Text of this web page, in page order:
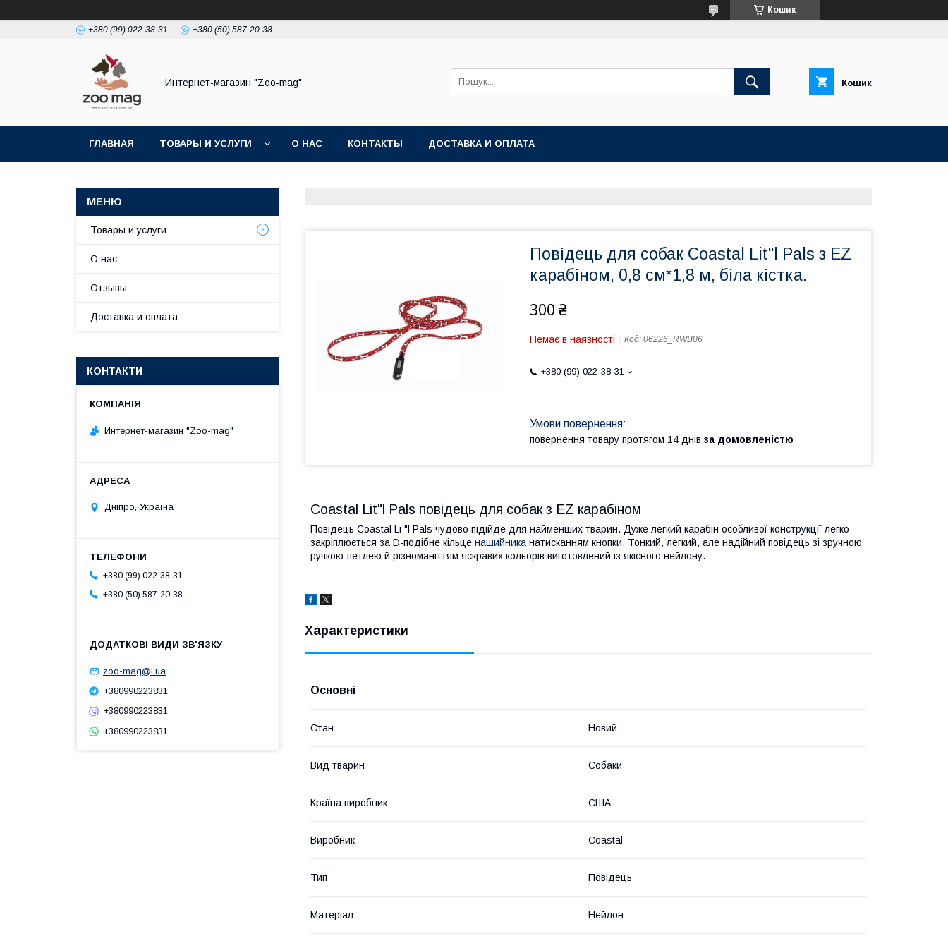
Кошик
+380 (99) 022-38-31 +380 (50) 587-20-38
Интернет-магазин "Zoo-mag" Кошик
ГЛАВНАЯ ТОВАРЫ И УСЛУГИ О НАС КОНТАКТЫ ДОСТАВКА И ОПЛАТА
Повідець для собак Coastal Lit"l Pals з EZ
карабіном, 0,8 см*1,8 м, біла кістка.
300 ₴
Немає в наявності Код: 06226_RWB06
+380 (99) 022-38-31
повернення товару протягом 14 днів за домовленістю
Coastal Lit"l Pals повідець для собак з EZ карабіном
Повідець Coastal Li "l Pals чудово підійде для найменших тварин. Дуже легкий карабін особливої конструкції легко
закріплюється за D-подібне кільце нашийника натисканням кнопки. Тонкий, легкий, але надійний повідець зі зручною
ручкою-петлею й різноманіттям яскравих кольорів виготовлений із якісного нейлону.
Характеристики
Основні
Стан Новий
Вид тварин Собаки
Країна виробник США
Виробник Coastal
Тип Повідець
Матеріал Нейлон
Товары и услуги
О нас
Отзывы
Доставка и оплата
КОНТАКТИ
Интернет-магазин "Zoo-mag"
Дніпро, Україна
+380 (99) 022-38-31
+380 (50) 587-20-38
zoo-mag@i.ua
+380990223831
+380990223831
+380990223831